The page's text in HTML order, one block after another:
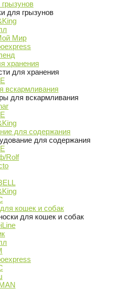
для грызунов
Мир
хранения
для хранения
вскармливания
для вскармливания
для содержания
для содержания
Rolf
кошек и собак
для кошек и собак